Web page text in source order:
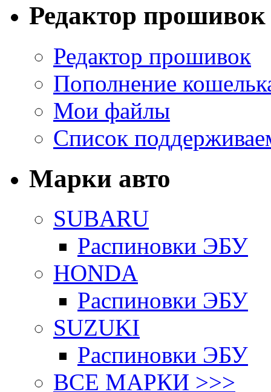
Редактор прошивок
Редактор прошивок
Пополнение
Мои файлы
Список
Марки авто
SUBARU
Распиновки ЭБУ
HONDA
Распиновки ЭБУ
SUZUKI
Распиновки ЭБУ
ВСЕ МАРКИ >>>